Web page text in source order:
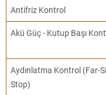
Antifriz Kontrol
Akü Güç - Kutup Başı
Aydınlatma Kontrol (Far-
Stop)